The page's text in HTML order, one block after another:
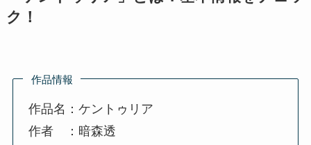
ク！
作品情報
作品名：ケントゥリア
作者 ：暗森透